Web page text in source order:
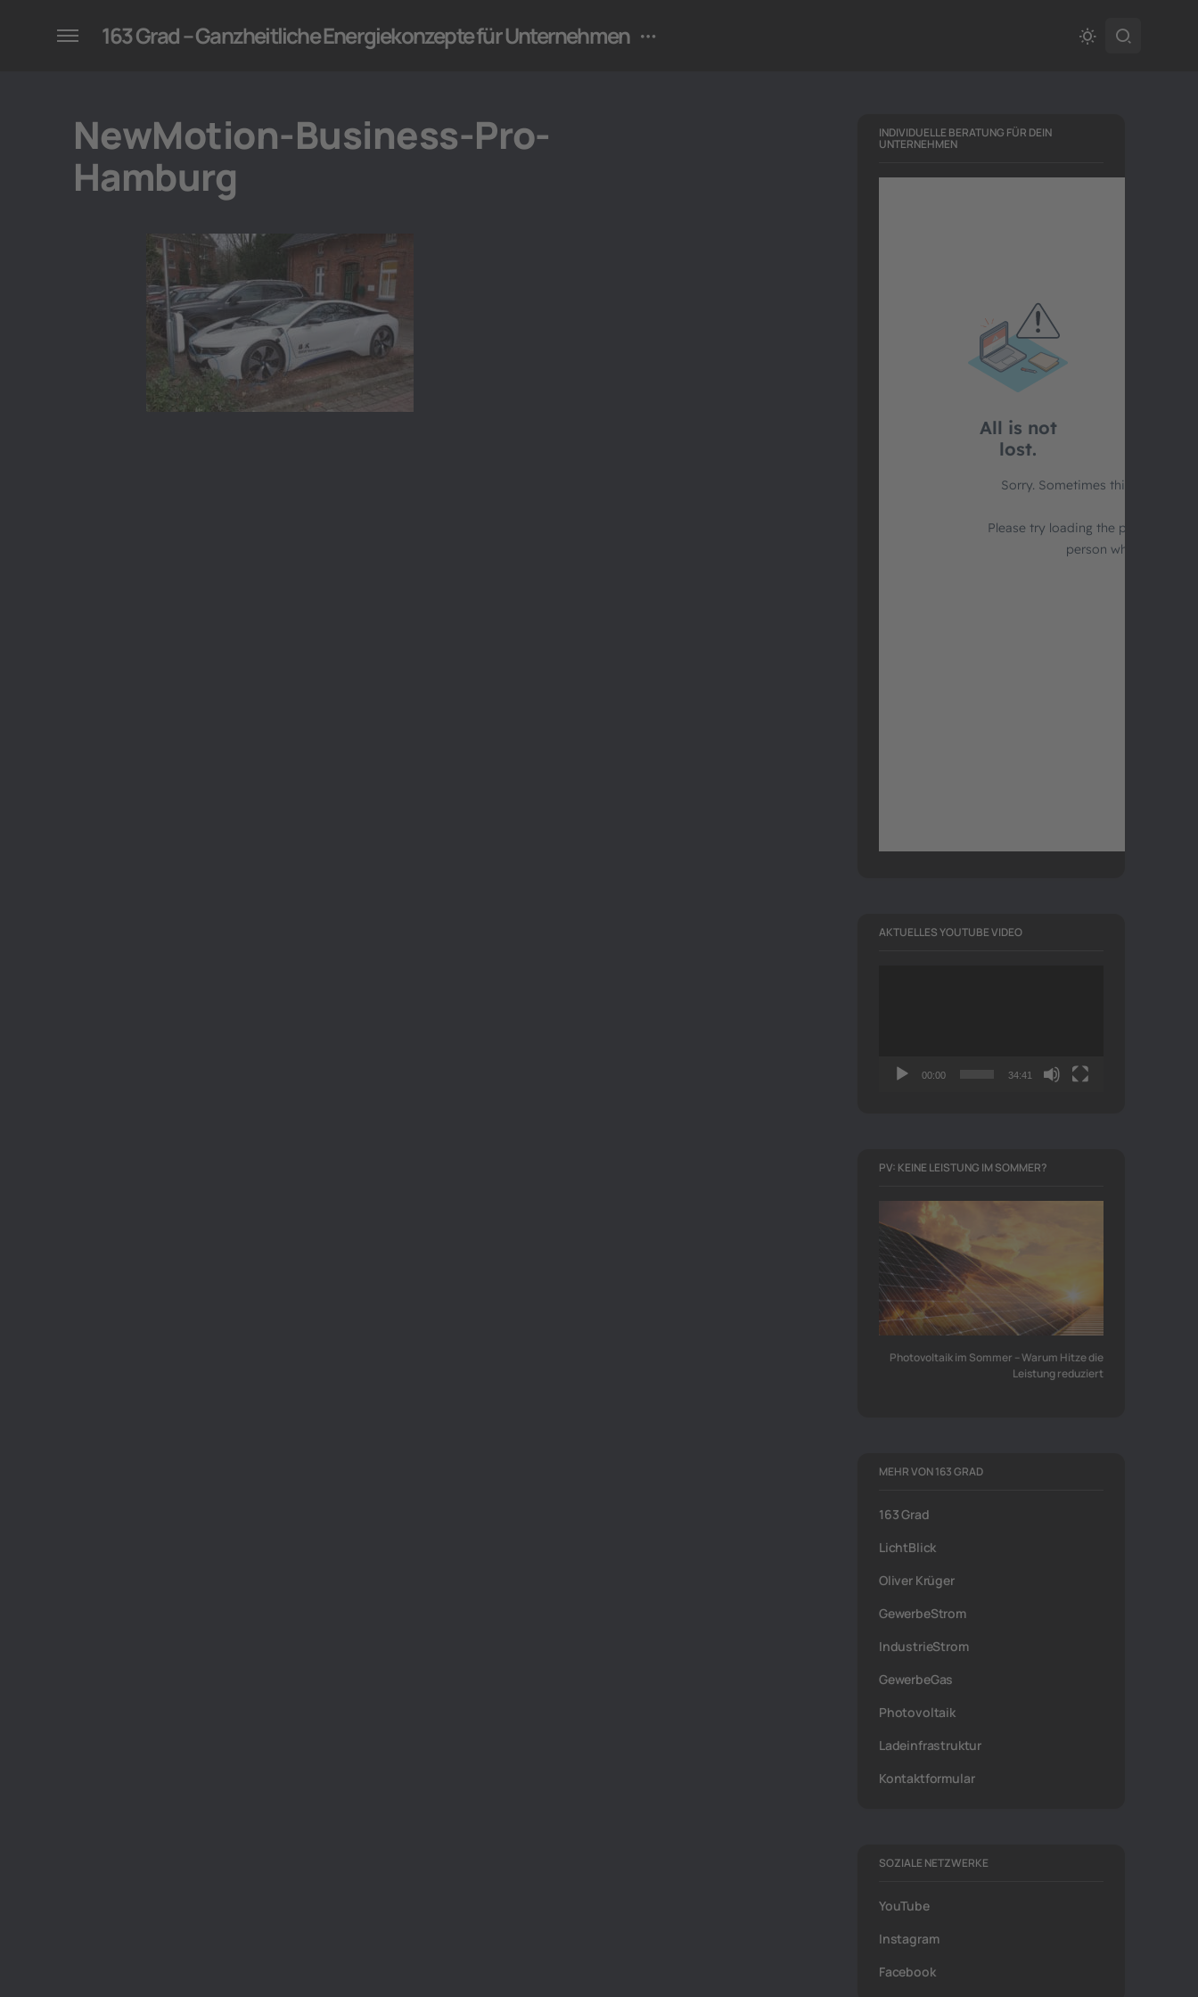
für Unternehmen
163 Grad – Ganzheitliche Energiekonzepte für Unternehmen
NewMotion-Business-Pro-
Hamburg
INDIVIDUELLE BERATUNG FÜR DEIN
UNTERNEHMEN
AKTUELLES YOUTUBE VIDEO
00:00 34:41
PV: KEINE LEISTUNG IM SOMMER?
Photovoltaik im Sommer – Warum Hitze die
Leistung reduziert
MEHR VON 163 GRAD
163 Grad
LichtBlick
Oliver Krüger
GewerbeStrom
IndustrieStrom
GewerbeGas
Photovoltaik
Ladeinfrastruktur
Kontaktformular
SOZIALE NETZWERKE
YouTube
Instagram
Facebook